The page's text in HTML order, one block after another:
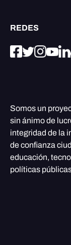
REDES
Somos un
sin ánimo de
integridad de la
de confianza
educación,
políticas